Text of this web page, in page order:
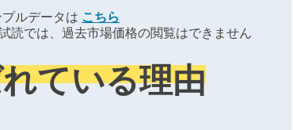
ルデータは こちら
読では、過去市場価格の閲覧はできません
ている理由